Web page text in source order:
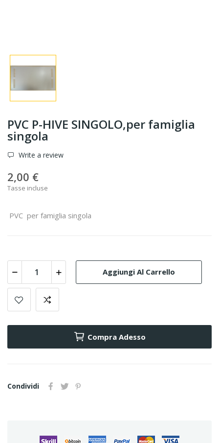
PVC P-HIVE SINGOLO,per famiglia
singola
Write a review
2,00 €
Tasse incluse
PVC per famiglia singola
Aggiungi Al Carrello
Compra Adesso
Condividi